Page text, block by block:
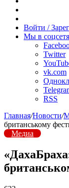
радио
Войти /
Мы в
Twitter
vk.com
RSS
Главная/Новости/
британському
Медиа